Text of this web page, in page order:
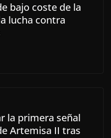
bajo coste de la
lucha contra
la primera señal
Artemisa II tras